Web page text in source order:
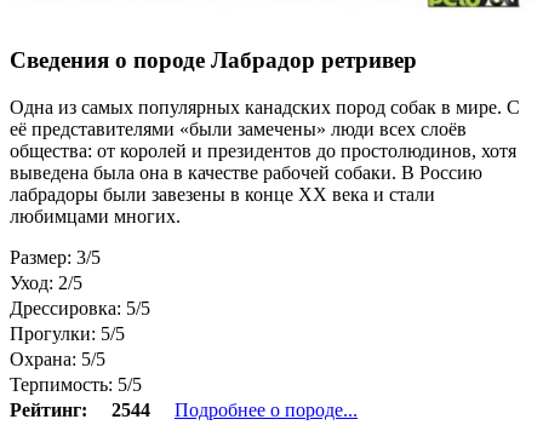
Сведения о породе Лабрадор ретривер
Одна из самых популярных канадских пород собак в мире. С
её представителями «были замечены» люди всех слоёв
общества: от королей и президентов до простолюдинов, хотя
выведена была она в качестве рабочей собаки. В Россию
лабрадоры были завезены в конце ХХ века и стали
любимцами многих.
Размер: 3/5
Уход: 2/5
Дрессировка: 5/5
Прогулки: 5/5
Охрана: 5/5
Терпимость: 5/5
Рейтинг:
2544 Подробнее о породе...